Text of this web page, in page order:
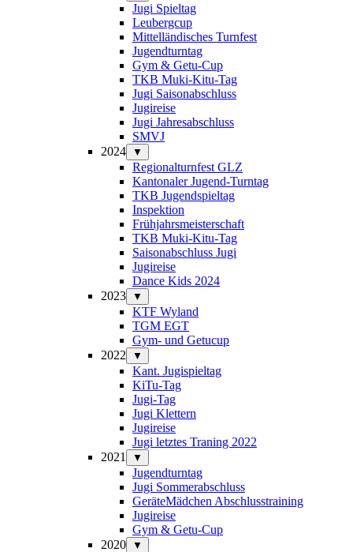
Jugi Spieltag
Leubergcup
Mittelländisches Turnfest
Jugendturntag
Gym & Getu-Cup
TKB Muki-Kitu-Tag
Jugi Saisonabschluss
Jugireise
Jugi Jahresabschluss
SMVJ
2024
▼
Regionalturnfest GLZ
Kantonaler Jugend-Turntag
TKB Jugendspieltag
Inspektion
Frühjahrsmeisterschaft
TKB Muki-Kitu-Tag
Saisonabschluss Jugi
Jugireise
Dance Kids 2024
2023
▼
KTF Wyland
TGM EGT
Gym- und Getucup
2022
▼
Kant. Jugispieltag
KiTu-Tag
Jugi-Tag
Jugi Klettern
Jugireise
Jugi letztes Traning 2022
2021
▼
Jugendturntag
Jugi Sommerabschluss
GeräteMädchen Abschlusstraining
Jugireise
Gym & Getu-Cup
2020
▼